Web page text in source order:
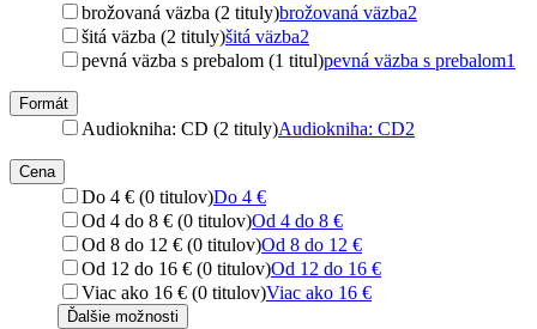
brožovaná väzba (2 tituly)brožovaná väzba2
šitá väzba (2 tituly)šitá väzba2
pevná väzba s prebalom (1 titul)pevná väzba s prebalom1
Formát
Audiokniha: CD (2 tituly)Audiokniha: CD2
Cena
Do 4 € (0 titulov)Do 4 €
Od 4 do 8 € (0 titulov)Od 4 do 8 €
Od 8 do 12 € (0 titulov)Od 8 do 12 €
Od 12 do 16 € (0 titulov)Od 12 do 16 €
Viac ako 16 € (0 titulov)Viac ako 16 €
Ďalšie možnosti